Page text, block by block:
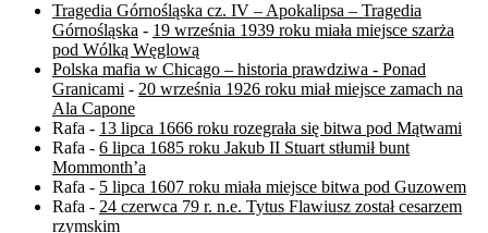
Tragedia Górnośląska cz. IV – Apokalipsa – Tragedia
Górnośląska - 19 września 1939 roku miała miejsce szarża
pod Wólką Węglową
Polska mafia w Chicago – historia prawdziwa - Ponad
Granicami - 20 września 1926 roku miał miejsce zamach na
Ala Capone
Rafa - 13 lipca 1666 roku rozegrała się bitwa pod Mątwami
Rafa - 6 lipca 1685 roku Jakub II Stuart stłumił bunt
Mommonth’a
Rafa - 5 lipca 1607 roku miała miejsce bitwa pod Guzowem
Rafa - 24 czerwca 79 r. n.e. Tytus Flawiusz został cesarzem
rzymskim